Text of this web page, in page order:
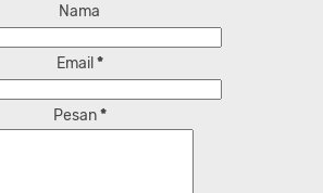
Nama
Email *
Pesan*